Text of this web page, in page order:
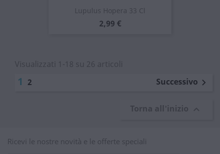
Lupulus Hopera 33 Cl
Prezzo
2,99 €
Visualizzati 1-18 su 26 articoli
1 2 Successivo 
Torna all'inizio 
Ricevi le nostre novità e le offerte speciali